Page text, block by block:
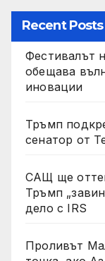
Recent Posts
Фестивалът
обещава
иновации
Тръмп
сенатор от
САЩ ще
Тръмп
дело с IRS
Проливът